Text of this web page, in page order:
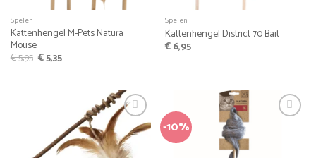
Spelen
Kattenhengel M-Pets Natura
Mouse
€5,95 Oorspronkelijke
prijs
€5,35Huidige
prijs
Spelen
Kattenhengel District 70 Bait
€6,95
-10%